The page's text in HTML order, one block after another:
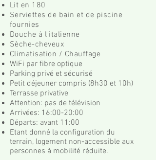
Lit en 180
Serviettes de bain et de piscine
fournies
Douche à l'italienne
Sèche-cheveux
Climatisation / Chauffage
WiFi par fibre optique
Parking privé et sécurisé
Petit déjeuner compris (8h30 et 10h)
Terrasse privative
Attention: pas de télévision
Arrivées: 16:00-20:00
Départs: avant 11:00
Etant donné la configuration du
terrain, logement non-accessible aux
personnes à mobilité réduite.